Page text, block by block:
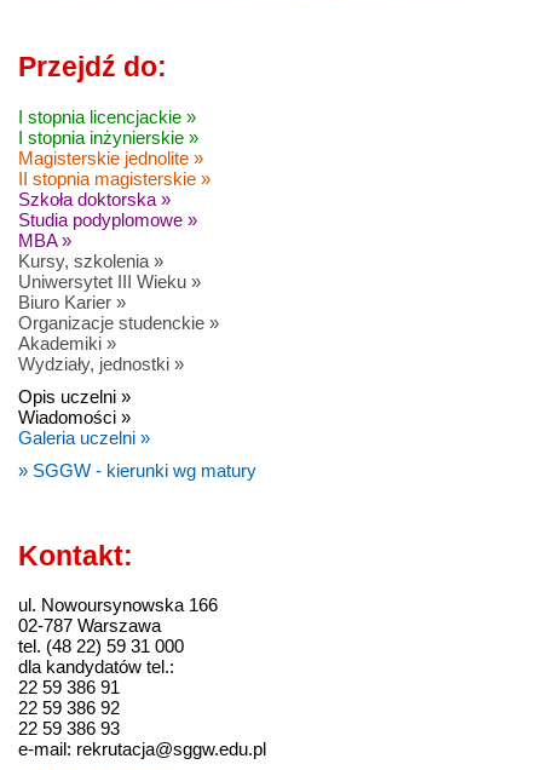
Przejdź do:
I stopnia licencjackie »
I stopnia inżynierskie »
Magisterskie jednolite »
II stopnia magisterskie »
Szkoła doktorska »
Studia podyplomowe »
MBA »
Kursy, szkolenia »
Uniwersytet III Wieku »
Biuro Karier »
Organizacje studenckie »
Akademiki »
Wydziały, jednostki »
Opis uczelni »
Wiadomości »
Galeria uczelni »
» SGGW - kierunki wg matury
Kontakt:
ul. Nowoursynowska 166
02-787 Warszawa
tel. (48 22) 59 31 000
dla kandydatów tel.:
22 59 386 91
22 59 386 92
22 59 386 93
e-mail: rekrutacja@sggw.edu.pl